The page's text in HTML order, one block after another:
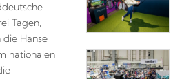
Tagen,
die Hanse
nationalen